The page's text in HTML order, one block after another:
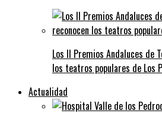
Los II Premios Andaluces de
los teatros populares de Los
Actualidad